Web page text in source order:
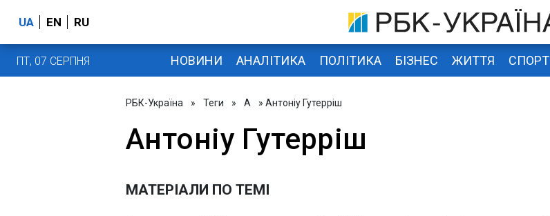
UA EN RU
ПТ, 07 СЕРПНЯ НОВИНИ АНАЛІТИКА ПОЛІТИКА БІЗНЕС ЖИТТЯ СПОРТ
РБК-Україна » Теги » А » Антоніу Гутерріш
Антоніу Гутерріш
МАТЕРІАЛИ ПО ТЕМІ